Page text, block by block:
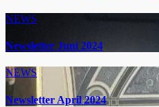
NEWS
Newsletter Juni 2024
NEWS
Newsletter April 2024